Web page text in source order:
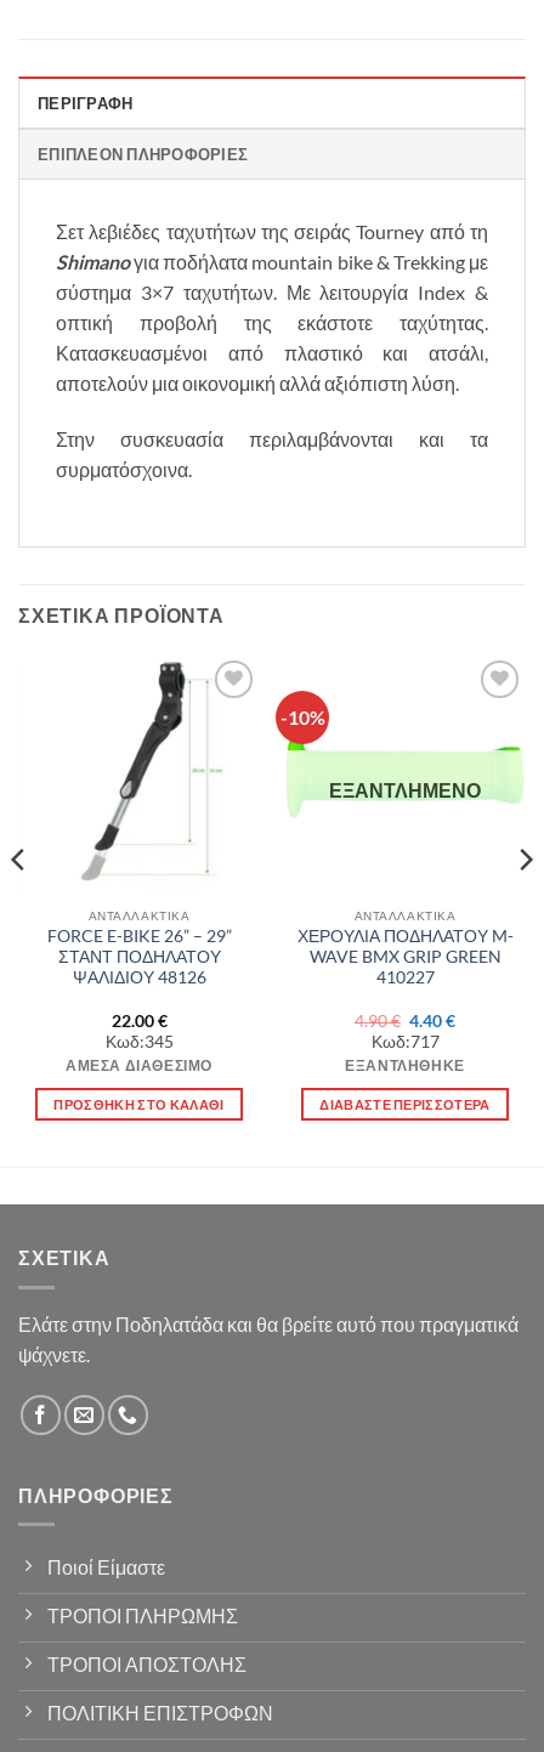
ΠΕΡΙΓΡΑΦΉ
ΕΠΙΠΛΈΟΝ ΠΛΗΡΟΦΟΡΊΕΣ
Σετ λεβιέδες ταχυτήτων της σειράς Tourney από τη
Shimanoγια ποδήλατα mountain bike & Trekking με
σύστημα 3×7 ταχυτήτων. Με λειτουργία Index &
οπτική προβολή της εκάστοτε ταχύτητας.
Κατασκευασμένοι από πλαστικό και ατσάλι,
αποτελούν μια οικονομική αλλά αξιόπιστη λύση.
Στην συσκευασία περιλαμβάνονται και τα
συρματόσχοινα.
ΣΧΕΤΙΚΆ ΠΡΟΪΌΝΤΑ
Πρόσθήκη
ΑΝΤΑΛΛΑΚΤΙΚΑ
FORCE E-BIKE 26” – 29”
ΣΤΑΝΤ ΠΟΔΗΛΑΤΟΥ
ΨΑΛΙΔΙΟΥ 48126
22.00€
Κωδ:345
ΆΜΕΣΑ ΔΙΑΘΈΣΙΜΟ
ΠΡΟΣΘΉΚΗ ΣΤΟ ΚΑΛΆΘΙ
-10%
επιθυμιών
ΕΞΑΝΤΛΗΜΈΝΟ
ΑΝΤΑΛΛΑΚΤΙΚΑ
ΧΕΡΟΥΛΙΑ ΠΟΔΗΛΑΤΟΥ M-
WAVE BMX GRIP GREEN
410227
4.90€ Original
price
was:
4.90 €.
4.40€Η
είναι:
Κωδ:717
ΕΞΑΝΤΛΉΘΗΚΕ
ΔΙΑΒΆΣΤΕ ΠΕΡΙΣΣΌΤΕΡΑ
ΣΧΕΤΙΚΆ
Ελάτε στην Ποδηλατάδα και θα βρείτε αυτό που πραγματικά
ψάχνετε.
ΠΛΗΡΟΦΟΡΊΕΣ
Ποιοί Είμαστε
ΤΡΟΠΟΙ ΠΛΗΡΩΜΗΣ
ΤΡΟΠΟΙ ΑΠΟΣΤΟΛΗΣ
ΠΟΛΙΤΙΚΗ ΕΠΙΣΤΡΟΦΩΝ